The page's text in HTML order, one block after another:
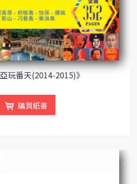
玩番天(2014-2015)》
購買紙書